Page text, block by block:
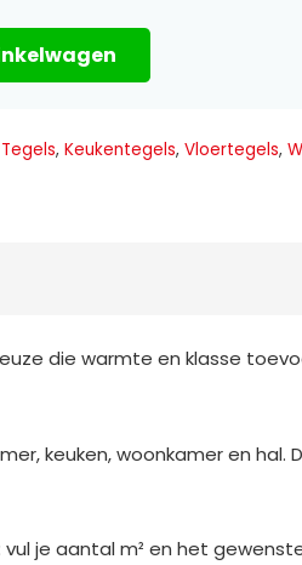
,Keukentegels,Vloertegels,
die warmte en klasse
keuken, woonkamer en hal.
je aantal m² en het